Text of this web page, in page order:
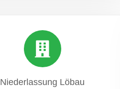
Niederlassung Löbau